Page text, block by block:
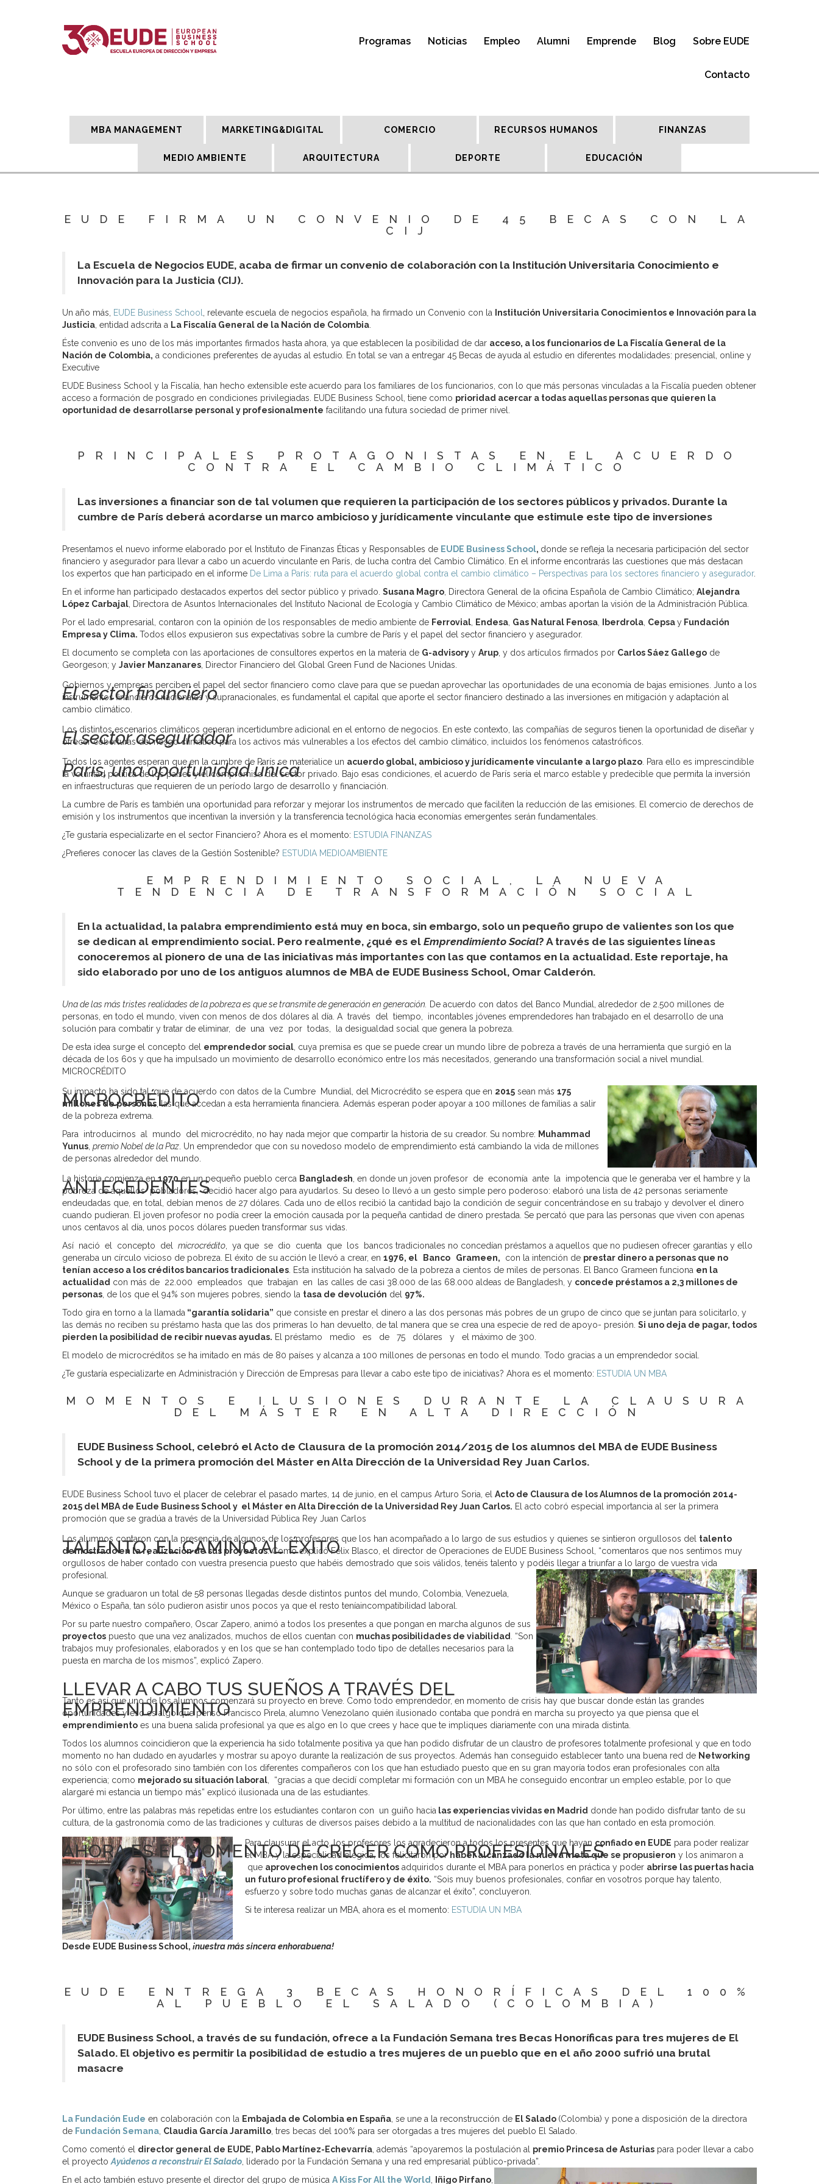
Programas Noticias Empleo Alumni Emprende Blog Sobre EUDE
Contacto
MBA MANAGEMENT MARKETING&DIGITAL COMERCIO RECURSOS HUMANOS FINANZAS
MEDIO AMBIENTE ARQUITECTURA DEPORTE EDUCACIÓN
EUDE FIRMA UN CONVENIO DE 45 BECAS CON LA
CIJ
La Escuela de Negocios EUDE, acaba de firmar un convenio de colaboración con la Institución Universitaria Conocimiento e
Innovación para la Justicia (CIJ).
Un año más, EUDE Business School , relevante escuela de negocios española, ha firmado un Convenio con la
Institución Universitaria Conocimientos e Innovación para la
Justicia , entidad adscrita a La Fiscalía General de la Nación de Colombia
Éste convenio es uno de los más importantes firmados hasta ahora, ya que establecen la posibilidad de dar acceso, a los funcionarios de La Fiscalía General de la
Nación de Colombia, a condiciones preferentes de ayudas al estudio En total se van a entregar 45 Becas de ayuda al estudio en diferentes modalidades: presencial, online y
Executive
EUDE Business School y la Fiscalía, han hecho extensible este acuerdo para los familiares de los funcionarios, con lo que más personas vinculadas a la Fiscalía pueden obtener
acceso a formación de posgrado en condiciones privilegiadas. EUDE Business School, tiene como prioridad acercar a todas aquellas personas que quieren la
oportunidad de desarrollarse personal y profesionalmente facilitando una futura sociedad de primer nivel.
PRINCIPALES PROTAGONISTAS EN EL ACUERDO
CONTRA EL CAMBIO CLIMÁTICO
Las inversiones a financiar son de tal volumen que requieren la participación de los sectores públicos y privados. Durante la
cumbre de París deberá acordarse un marco ambicioso y jurídicamente vinculante que estimule este tipo de inversiones
Presentamos el nuevo informe elaborado por el Instituto de Finanzas Éticas y Responsables de EUDE Business School, donde se refleja la necesaria participación del sector
financiero y asegurador para llevar a cabo un acuerdo vinculante en París, de lucha contra del Cambio Climático. En el informe encontrarás las cuestiones que más destacan
los expertos que han participado en el informe De Lima a París: ruta para el acuerdo global contra el cambio climático – Perspectivas para los sectores financiero y asegurador.
En el informe han participado destacados expertos del sector público y privado. Susana Magro , Directora General de la oficina Española de Cambio Climático; Alejandra
López Carbajal , Directora de Asuntos Internacionales del Instituto Nacional de Ecología y Cambio Climático de México; ambas aportan la visión de la Administración Pública.
Por el lado empresarial, contaron con la opinión de los responsables de medio ambiente de Ferrovial Endesa Gas Natural Fenosa Iberdrola Cepsay Fundación
Empresa y Clima. Todos ellos expusieron sus expectativas sobre la cumbre de París y el papel del sector financiero y asegurador.
El documento se completa con las aportaciones de consultores expertos en la materia de G-advisoryy Arup , y dos artículos firmados por Carlos Sáez Gallego de
Georgeson; y Javier Manzanares , Director Financiero del Global Green Fund de Naciones Unidas.
El sector financiero
Gobiernos y empresas perciben el papel del sector financiero como clave para que se puedan aprovechar las oportunidades de una economía de bajas emisiones. Junto a los
instrumentos financieros nacionales y supranacionales, es fundamental el capital que aporte el sector financiero destinado a las inversiones en mitigación y adaptación al
cambio climático.
El sector asegurador
Los distintos escenarios climáticos generan incertidumbre adicional en el entorno de negocios. En este contexto, las compañías de seguros tienen la oportunidad de diseñar y
ofrecer coberturas del riesgo climático para los activos más vulnerables a los efectos del cambio climático, incluidos los fenómenos catastróficos.
París, una oportunidad única
Todos los agentes esperan que en la cumbre de París se materialice un acuerdo global, ambicioso y jurídicamente vinculante a largo plazo . Para ello es imprescindible
la voluntad política de los países y el compromiso del sector privado. Bajo esas condiciones, el acuerdo de París sería el marco estable y predecible que permita la inversión
en infraestructuras que requieren de un período largo de desarrollo y financiación.
La cumbre de París es también una oportunidad para reforzar y mejorar los instrumentos de mercado que faciliten la reducción de las emisiones. El comercio de derechos de
emisión y los instrumentos que incentivan la inversión y la transferencia tecnológica hacia economías emergentes serán fundamentales.
¿Te gustaría especializarte en el sector Financiero? Ahora es el momento: ESTUDIA FINANZAS
¿Prefieres conocer las claves de la Gestión Sostenible? ESTUDIA MEDIOAMBIENTE
EMPRENDIMIENTO SOCIAL, LA NUEVA
TENDENCIA DE TRANSFORMACIÓN SOCIAL
En la actualidad, la palabra emprendimiento está muy en boca, sin embargo, solo un pequeño grupo de valientes son los que
se dedican al emprendimiento social. Pero realmente, ¿qué es el Emprendimiento Social? A través de las siguientes líneas
conoceremos al pionero de una de las iniciativas más importantes con las que contamos en la actualidad. Este reportaje, ha
sido elaborado por uno de los antiguos alumnos de MBA de EUDE Business School, Omar Calderón.
Una de las más tristes realidades de la pobreza es que se transmite de generación en generación.
De acuerdo con datos del Banco Mundial, alrededor de 2.500 millones de
personas, en todo el mundo, viven con menos de dos dólares al día. A través del tiempo, incontables jóvenes emprendedores han trabajado en el desarrollo de una
solución para combatir y tratar de eliminar, de una vez por todas, la desigualdad social que genera la pobreza.
De esta idea surge el concepto del emprendedor social , cuya premisa es que se puede crear un mundo libre de pobreza a través de una herramienta que surgió en la
década de los 60s y que ha impulsado un movimiento de desarrollo económico entre los más necesitados, generando una transformación social a nivel mundial.
MICROCRÉDITO
MICROCRÉDITO
Su impacto ha sido tal, que de acuerdo con datos de la Cumbre Mundial, del Microcrédito se espera que en 2015 sean más 175
millones de personas , las que accedan a esta herramienta financiera. Además esperan poder apoyar a 100 millones de familias a salir
de la pobreza extrema.
Para introducirnos al mundo del microcrédito, no hay nada mejor que compartir la historia de su creador. Su nombre: Muhammad
Yunus premio Nobel de la Paz . Un emprendedor que con su novedoso modelo de emprendimiento está cambiando la vida de millones
de personas alrededor del mundo.
ANTECEDENTES
La historia comienza en1970en un pequeño pueblo cerca Bangladesh , en donde un joven profesor de economía ante la impotencia que le generaba ver el hambre y la
pobreza de aquellos pobladores, decidió hacer algo para ayudarlos. Su deseo lo llevó a un gesto simple pero poderoso: elaboró una lista de 42 personas seriamente
endeudadas que, en total, debían menos de 27 dólares. Cada uno de ellos recibió la cantidad bajo la condición de seguir concentrándose en su trabajo y devolver el dinero
cuando pudieran. El joven profesor no podía creer la emoción causada por la pequeña cantidad de dinero prestada. Se percató que para las personas que viven con apenas
unos centavos al día, unos pocos dólares pueden transformar sus vidas.
Así nació el concepto del microcrédito , ya que se dio cuenta que los bancos tradicionales no concedían préstamos a aquellos que no pudiesen ofrecer garantías y ello
generaba un círculo vicioso de pobreza. El éxito de su acción le llevó a crear, en 1976, el Banco Grameen, con la intención de prestar dinero a personas que no
tenían acceso a los créditos bancarios tradicionales . Esta institución ha salvado de la pobreza a cientos de miles de personas. El Banco Grameen funciona en la
actualidad con más de 22.000 empleados que trabajan en las calles de casi 38.000 de las 68.000 aldeas de Bangladesh, y concede préstamos a 2,3 millones de
personas , de los que el 94% son mujeres pobres, siendo la tasa de devolución del 97%.
Todo gira en torno a la llamada “garantía solidaria” que consiste en prestar el dinero a las dos personas más pobres de un grupo de cinco que se juntan para solicitarlo, y
las demás no reciben su préstamo hasta que las dos primeras lo han devuelto, de tal manera que se crea una especie de red de apoyo- presión. Si uno deja de pagar, todos
pierden la posibilidad de recibir nuevas ayudas. El préstamo medio es de 75 dólares y el máximo de 300.
El modelo de microcréditos se ha imitado en más de 80 países y alcanza a 100 millones de personas en todo el mundo. Todo gracias a un emprendedor social.
¿Te gustaría especializarte en Administración y Dirección de Empresas para llevar a cabo este tipo de iniciativas? Ahora es el momento: ESTUDIA UN MBA
MOMENTOS E ILUSIONES DURANTE LA CLAUSURA
DEL MÁSTER EN ALTA DIRECCIÓN
EUDE Business School, celebró el Acto de Clausura de la promoción 2014/2015 de los alumnos del MBA de EUDE Business
School y de la primera promoción del Máster en Alta Dirección de la Universidad Rey Juan Carlos.
EUDE Business School tuvo el placer de celebrar el pasado martes, 14 de junio, en el campus Arturo Soria, el Acto de Clausura de los Alumnos de la promoción 2014-
2015 del MBA de Eude Business School y el Máster en Alta Dirección de la Universidad Rey Juan Carlos. El acto cobró especial importancia al ser la primera
promoción que se gradúa a través de la Universidad Pública Rey Juan Carlos
TALENTO, EL CAMINO AL ÉXITO
Los alumnos contaron con la presencia de algunos de los profesores que los han acompañado a lo largo de sus estudios y quienes se sintieron orgullosos del talento
demostrado en la realización de sus proyectos. Como explicó Félix Blasco, el director de Operaciones de EUDE Business School, “comentaros que nos sentimos muy
orgullosos de haber contado con vuestra presencia puesto que habéis demostrado que sois válidos, tenéis talento y podéis llegar a triunfar a lo largo de vuestra vida
profesional.
Aunque se graduaron un total de 58 personas llegadas desde distintos puntos del mundo, Colombia, Venezuela,
México o España, tan sólo pudieron asistir unos pocos ya que el resto teníaincompatibilidad laboral.
Por su parte nuestro compañero, Oscar Zapero, animó a todos los presentes a que pongan en marcha algunos de sus
proyectos puesto que una vez analizados, muchos de ellos cuentan con muchas posibilidades de viabilidad
. “Son
trabajos muy profesionales, elaborados y en los que se han contemplado todo tipo de detalles necesarios para la
puesta en marcha de los mismos”, explicó Zapero.
LLEVAR A CABO TUS SUEÑOS A TRAVÉS DEL
EMPRENDIMIENTO
Tanto es así que uno de los alumnos comenzará su proyecto en breve. Como todo emprendedor, en momento de crisis hay que buscar donde están las grandes
oportunidades y eso es algo que pensó Francisco Pirela, alumno Venezolano quién ilusionado contaba que pondrá en marcha su proyecto ya que piensa que el
emprendimiento es una buena salida profesional ya que es algo en lo que crees y hace que te impliques diariamente con una mirada distinta.
Todos los alumnos coincidieron que la experiencia ha sido totalmente positiva ya que han podido disfrutar de un claustro de profesores totalmente profesional y que en todo
momento no han dudado en ayudarles y mostrar su apoyo durante la realización de sus proyectos. Además han conseguido establecer tanto una buena red de Networking
no sólo con el profesorado sino también con los diferentes compañeros con los que han estudiado puesto que en su gran mayoría todos eran profesionales con alta
experiencia; como mejorado su situación laboral , “gracias a que decidí completar mi formación con un MBA he conseguido encontrar un empleo estable, por lo que
alargaré mi estancia un tiempo más” explicó ilusionada una de las estudiantes.
Por último, entre las palabras más repetidas entre los estudiantes contaron con un guiño hacia las experiencias vividas en Madrid donde han podido disfrutar tanto de su
cultura, de la gastronomía como de las tradiciones y culturas de diversos países debido a la multitud de nacionalidades con las que han contado en esta promoción.
AHORA ES EL MOMENTO DE CRECER COMO PROFESIONALES
Para clausurar el acto, los profesores los agradecieron a todos los presentes que hayan confiado en EUDE para poder realizar
el MBA y la especialidad elegida, los felicitaron por haber alcanzado la nueva meta que se propusieron y los animaron a
que aprovechen los conocimientos adquiridos durante el MBA para ponerlos en práctica y poder abrirse las puertas hacia
un futuro profesional fructífero y de éxito. “Sois muy buenos profesionales, confiar en vosotros porque hay talento,
esfuerzo y sobre todo muchas ganas de alcanzar el éxito”, concluyeron.
Si te interesa realizar un MBA, ahora es el momento: ESTUDIA UN MBA
Desde EUDE Business School, ¡nuestra más sincera enhorabuena!
EUDE ENTREGA 3 BECAS HONORÍFICAS DEL 100%
AL PUEBLO EL SALADO (COLOMBIA)
EUDE Business School, a través de su fundación, ofrece a la Fundación Semana tres Becas Honoríficas para tres mujeres de El
Salado. El objetivo es permitir la posibilidad de estudio a tres mujeres de un pueblo que en el año 2000 sufrió una brutal
masacre
La Fundación Eude en colaboración con la Embajada de Colombia en España , se une a la reconstrucción de El Salado (Colombia) y pone a disposición de la directora
de Fundación Semana Claudia García Jaramillo , tres becas del 100% para ser otorgadas a tres mujeres del pueblo El Salado.
Como comentó el director general de EUDE, Pablo Martínez-Echevarría , además “apoyaremos la postulación al premio Princesa de Asturias para poder llevar a cabo
el proyecto Ayúdenos a reconstruir El Salado , liderado por la Fundación Semana y una red empresarial público-privada”.
En el acto también estuvo presente el director del grupo de música A Kiss For All the World Iñigo Pirfano